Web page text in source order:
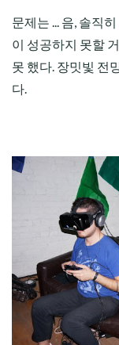
문제는 ... 음, 솔직
이 성공하지 못할
못 했다. 장밋빛 전
다.